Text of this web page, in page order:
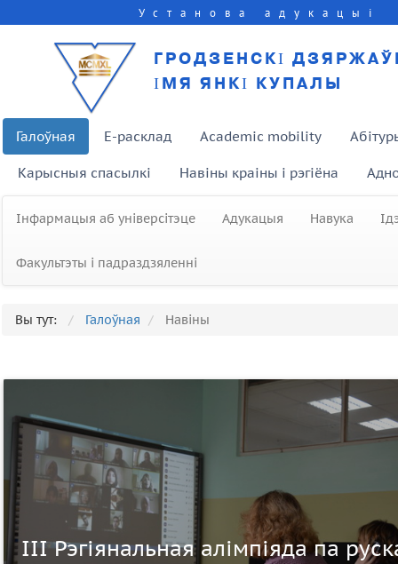
Установа адукацыі
ГРОДЗЕНСКІ
ІМЯ ЯНКІ КУПАЛЫ
Галоўная E-расклад Academic mobility
Карысныя спасылкі Навіны краіны і рэгіёна
Інфармацыя аб універсітэце Адукацыя Навука
Факультэты і падраздзяленні
Вы тут: Галоўная Навіны
III Рэгіянальная алімпіяда па